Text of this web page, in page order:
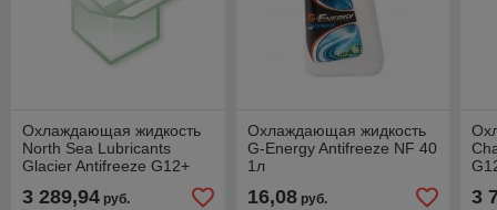
Охлаждающая жидкость
North Sea Lubricants
Glacier Antifreeze G12+
3 289,94 руб.
Охлаждающая жидкость
G-Energy Antifreeze NF 40
1л
16,08руб. 3